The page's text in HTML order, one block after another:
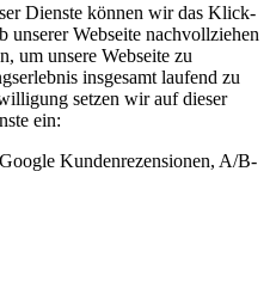
Dienste können wir das Klick-
unserer Webseite nachvollziehen
um unsere Webseite zu
insgesamt laufend zu
setzen wir auf dieser
ein:
Kundenrezensionen, A/B-